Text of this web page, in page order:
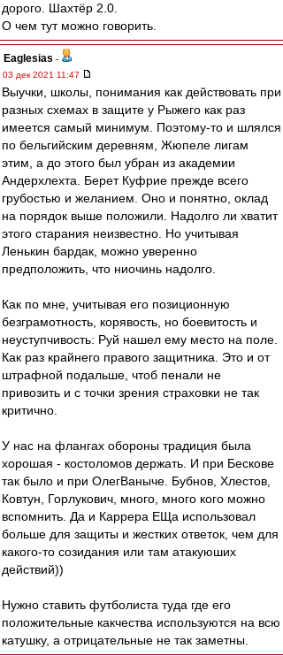
дорого. Шахтёр 2.0.
О чем тут можно говорить.
Eaglesias -
03 дек 2021 11:47
Выучки, школы, понимания как действовать при
разных схемах в защите у Рыжего как раз
имеется самый минимум. Поэтому-то и шлялся
по бельгийским деревням, Жюпеле лигам
этим, а до этого был убран из академии
Андерхлехта. Берет Куфрие прежде всего
грубостью и желанием. Оно и понятно, оклад
на порядок выше положили. Надолго ли хватит
этого старания неизвестно. Но учитывая
Ленькин бардак, можно уверенно
предположить, что ниочинь надолго.
Как по мне, учитывая его позиционную
безграмотность, корявость, но боевитость и
неуступчивость: Руй нашел ему место на поле.
Как раз крайнего правого защитника. Это и от
штрафной подальше, чтоб пенали не
привозить и с точки зрения страховки не так
критично.
У нас на флангах обороны традиция была
хорошая - костоломов держать. И при Бескове
так было и при ОлегВаныче. Бубнов, Хлестов,
Ковтун, Горлукович, много, много кого можно
вспомнить. Да и Каррера ЕЩа использовал
больше для защиты и жестких ответок, чем для
какого-то созидания или там атакуюших
действий))
Нужно ставить футболиста туда где его
положительные какчества используются на всю
катушку, а отрицательные не так заметны.